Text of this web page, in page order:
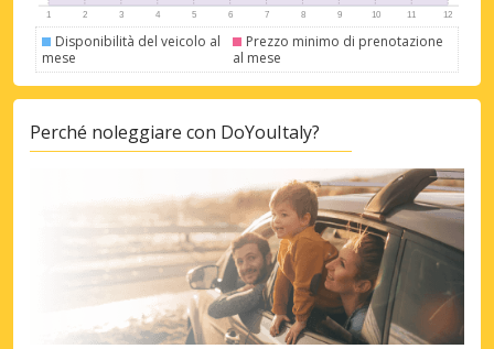
fornitori
Disponibilità del veicolo al
mese
Prezzo minimo di prenotazione
al mese
Perché noleggiare con DoYouItaly?